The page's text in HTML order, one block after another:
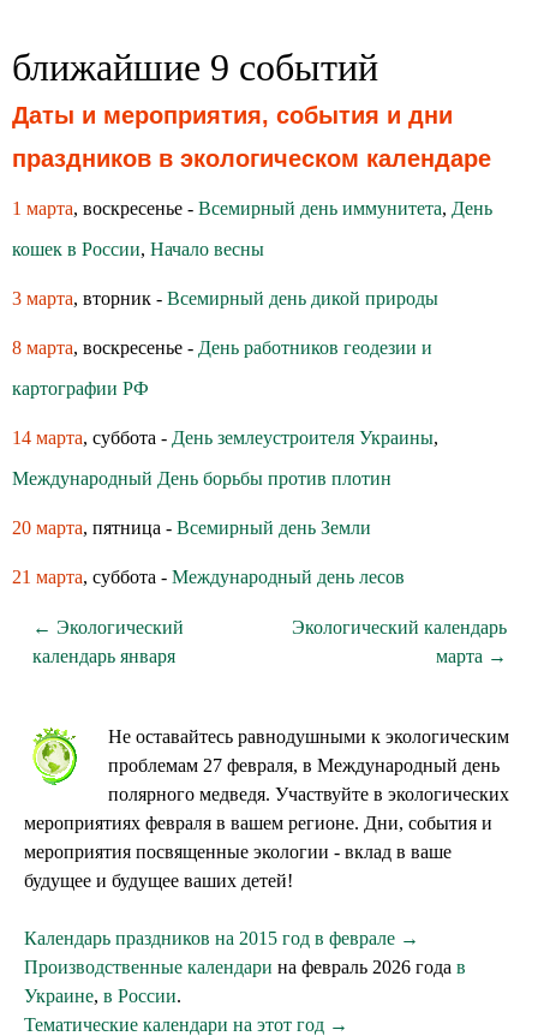
ближайшие 9 событий
Даты и мероприятия, события и дни
праздников в экологическом календаре
1 марта, воскресенье - Всемирный день иммунитета, День
кошек в России, Начало весны
3 марта, вторник - Всемирный день дикой природы
8 марта, воскресенье - День работников геодезии и
картографии РФ
14 марта, суббота - День землеустроителя Украины,
Международный День борьбы против плотин
20 марта, пятница - Всемирный день Земли
21 марта, суббота - Международный день лесов
← Экологический
календарь января
Экологический календарь
марта →
Не оставайтесь равнодушными к экологическим
проблемам 27 февраля, в Международный день
полярного медведя. Участвуйте в экологических
мероприятиях февраля в вашем регионе. Дни, события и
мероприятия посвященные экологии - вклад в ваше
будущее и будущее ваших детей!
Календарь праздников на 2015 год в феврале →
Производственные календари на февраль 2026 года в
Украине, в России.
Тематические календари на этот год →